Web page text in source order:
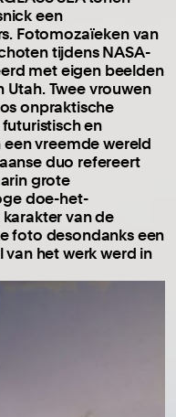
een
Fotomozaïeken van
tijdens NASA-
met eigen beelden
Twee vrouwen
onpraktische
en
vreemde wereld
duo refereert
grote
doe-het-
van de
foto desondanks een
het werk werd in